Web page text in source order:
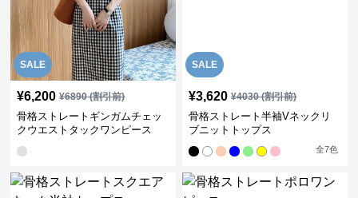
SALE
¥6,200 ¥6890(割引前)
骨格ストレートギンガムチェッ
クウエストタックワンピース
SALE
¥3,620 ¥4030(割引前)
骨格ストレート半袖Vネックリ
ブニットトップス
全7色